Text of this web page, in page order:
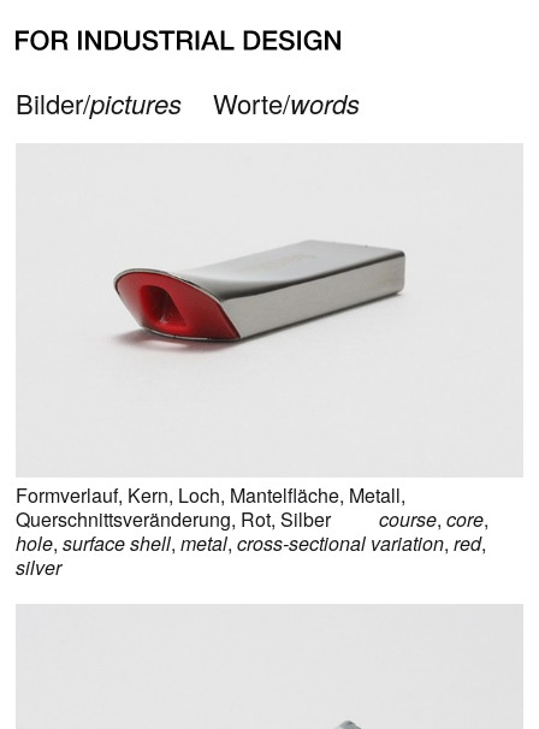
Bilder/pictures Worte/words
alle Bilder zu Querschnittsveränderung
cross-sectional variation
zurück/
back
Formverlauf, Kern, Loch, Mantelfläche, Metall,
Querschnittsveränderung, Rot, Silber course, core,
hole, surface shell, metal, cross-sectional variation, red,
silver